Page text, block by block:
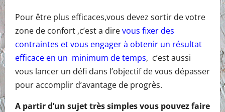
Pour être plus efficaces,vous devez sortir de votre
zone de confort ,c’est a direvous fixer des
contraintes et vous engager à obtenir un résultat
efficace en un minimum de temps, c’est aussi
vous lancer un défi dans l’objectif de vous dépasser
pour accomplir d’avantage de progrès.
A partir d’un sujet très simples vous pouvez faire